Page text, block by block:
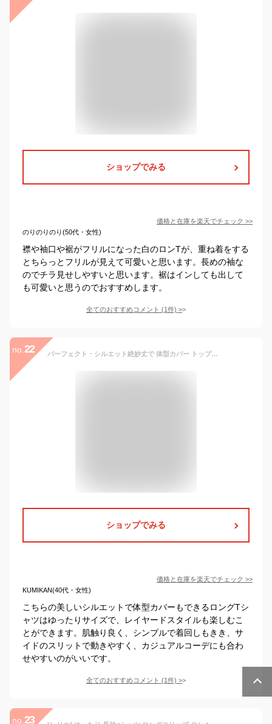
ショップでみる
価格と在庫を楽天でチェック >>
のりのりのり(50代・女性)
襟や袖口や裾がフリルになった白のロンTが、重ね着をする
とちらっとフリルが見えて可愛いと思います。長めの袖な
のでチラ見せしやすいと思います。裾はインしても出して
も可愛いと思うのでおすすめします。
全てのおすすめコメント (1件) >
no. 22 パーフェクト・シルエット絶妙丈で 体型カバー トップス レディース カットソー 【即納】 ロンT ロングTシャツ 長袖 Tシャツ レイヤード ボックスシルエット Uネック 丸首 無地 シンプル スリット 重ね着 大きいサイズ 春 夏 HUG.U
ショップでみる
価格と在庫を楽天でチェック >>
KUMIKAN(40代・女性)
こちらの美しいシルエットで体型カバーもできるロングTシ
ャツはゆったりサイズで、レイヤードスタイルも楽しむこ
とができます。肌触り良く、シンプルで着回しもきき、サ
イドのスリットで動きやすく、カジュアルコーデにも合わ
せやすいのがいいです。
全てのおすすめコメント (1件) >
no. 23